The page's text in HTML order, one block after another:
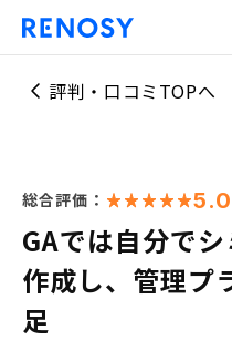
評判・口コミTOPへ
総合評価： 5.0
GAでは自分で
作成し、管理プ
足